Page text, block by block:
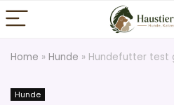
Home » Hunde » Hundefutter test
Hunde